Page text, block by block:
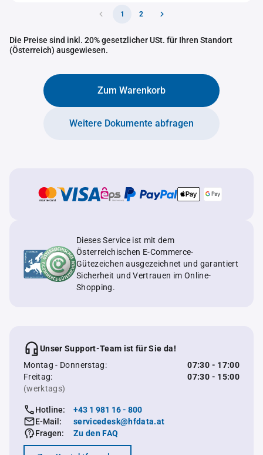
1 2
Die Preise sind inkl. 20% gesetzlicher USt. für Ihren Standort
(Österreich) ausgewiesen.
Zum Warenkorb
Weitere Dokumente abfragen
Dieses Service ist mit dem
Österreichischen E-Commerce-
Gütezeichen ausgezeichnet und garantiert
Sicherheit und Vertrauen im Online-
Shopping.
Unser Support-Team ist für Sie da!
Montag - Donnerstag:
07:30 - 17:00
Freitag:
07:30 - 15:00
(werktags)
Hotline:
+43 1 981 16 - 800
E-Mail:
servicedesk@hfdata.at
Fragen:
Zu den FAQ